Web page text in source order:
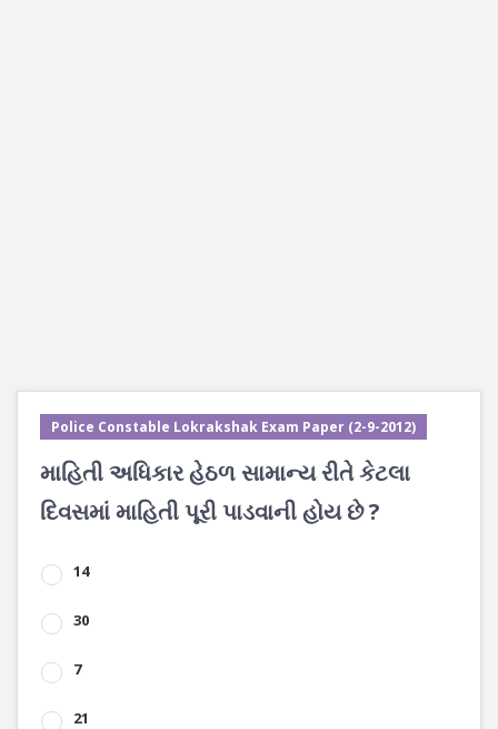
Police Constable Lokrakshak Exam Paper (2-9-2012)
માહિતી અધિકાર હેઠળ સામાન્ય રીતે કેટલા
દિવસમાં માહિતી પૂરી પાડવાની હોય છે ?
14
30
7
21